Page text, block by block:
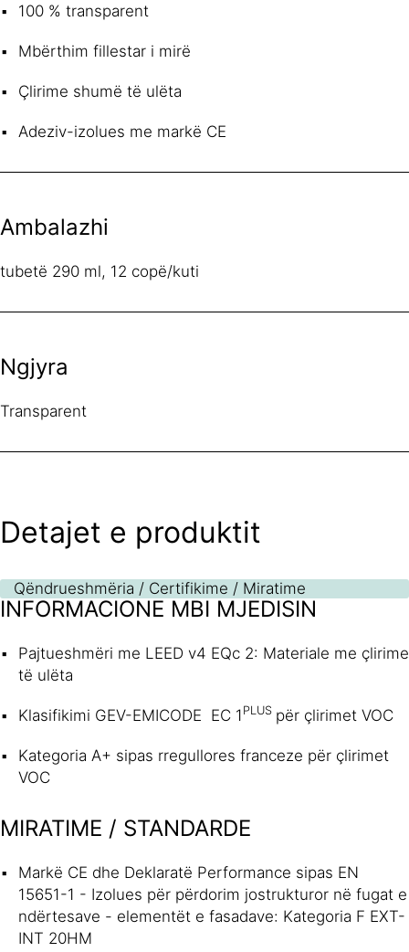
100 % transparent
Mbërthim fillestar i mirë
Çlirime shumë të ulëta
Adeziv-izolues me markë CE
Ambalazhi
tubetë 290 ml, 12 copë/kuti
Ngjyra
Transparent
Detajet e produktit
Qëndrueshmëria / Certifikime / Miratime
INFORMACIONE MBI MJEDISIN
Pajtueshmëri me LEED v4 EQc 2: Materiale me çlirime
të ulëta
Klasifikimi GEV-EMICODE EC 1 PLUS për çlirimet VOC
Kategoria A+ sipas rregullores franceze për çlirimet
VOC
MIRATIME / STANDARDE
Markë CE dhe Deklaratë Performance sipas EN
15651-1 - Izolues për përdorim jostrukturor në fugat e
ndërtesave - elementët e fasadave: Kategoria F EXT-
INT 20HM